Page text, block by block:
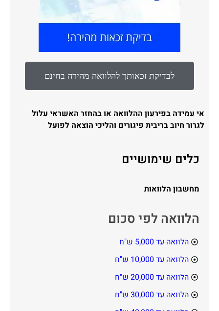
לבדיקת זכאותך להלוואה מהירה בחינם
אי עמידה בפירעון ההלוואה או בהחזר האשראי עלול
לגרור חיוב בריבית פיגורים והליכי הוצאה לפועל
כלים שימושיים
מחשבון הלוואות
הלוואה לפי סכום
הלוואה עד 5,000 ש"ח
הלוואה עד 10,000 ש"ח
הלוואה עד 20,000 ש"ח
הלוואה עד 30,000 ש"ח